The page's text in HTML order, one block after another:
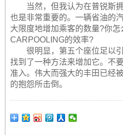
当然，但我认为在普锐斯
也是非常重要的。一辆省油的
大限度地增加乘客的数量?你
CARPOOLING的效率?
很明显，第五个座位足以
找到了一种方法来增加它。不
准入。伟大而强大的丰田已经
的抱怨所击倒。